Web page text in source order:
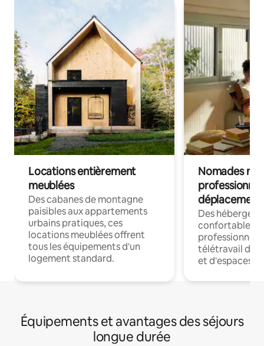
Locations entièrement
meublées
Des cabanes de montagne
paisibles aux appartements
urbains pratiques, ces
locations meublées offrent
tous les équipements d'un
logement standard.
Nomades
déplacement
Des
confortables
professionnels
télétravail
et d'espaces
Équipements et avantages des séjours
longue durée